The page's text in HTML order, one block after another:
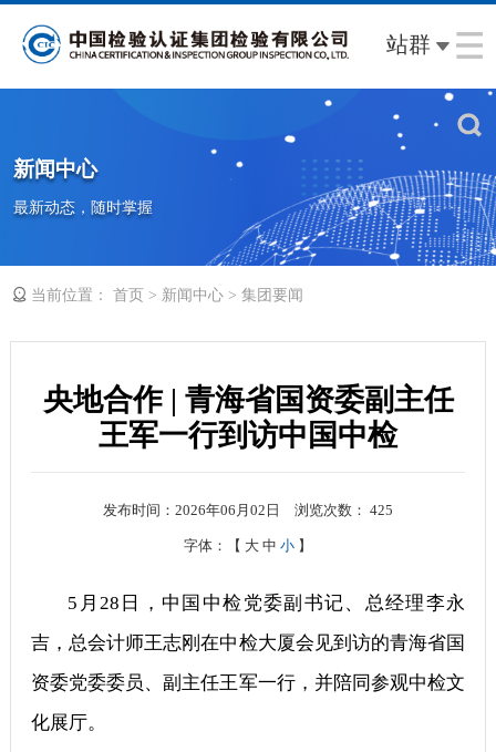
站群
新闻中心
最新动态，随时掌握
当前位置： 首页 > 新闻中心 > 集团要闻
央地合作 | 青海省国资委副主任
王军一行到访中国中检
发布时间：2026年06月02日 浏览次数：425
字体：【 大 中 小 】
5月28日，中国中检党委副书记、总经理李永
吉，总会计师王志刚在中检大厦会见到访的青海省国
资委党委委员、副主任王军一行，并陪同参观中检文
化展厅。